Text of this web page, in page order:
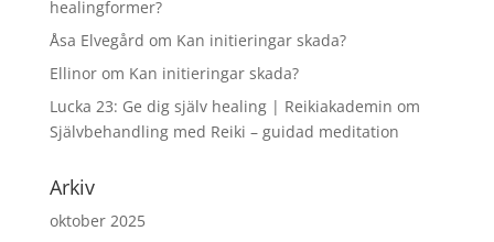
healingformer?
Åsa Elvegård om Kan initieringar skada?
Ellinorom Kan initieringar skada?
Lucka 23: Ge dig själv healing | Reikiakademin om
Självbehandling med Reiki – guidad meditation
Arkiv
oktober 2025